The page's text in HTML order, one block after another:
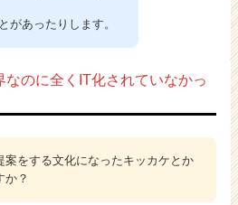
があったりします。
なのに全くIT化されていなかっ
案をする文化になったキッカケとか
か？